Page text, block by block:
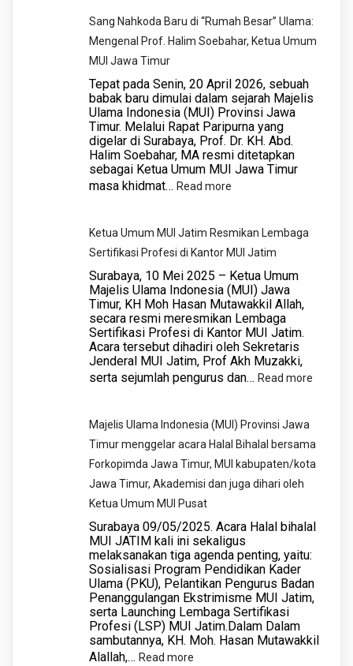
Strategis
Kiai
Mutawakkil
Fokus
Mengabdi
di
Pesantren
Prof.
Halim
Soebahar
Nahkodai
MUI
Jatim
​Sang Nahkoda Baru di “Rumah Besar” Ulama:
Mengenal Prof. Halim Soebahar, Ketua Umum
MUI Jawa Timur
​Tepat pada Senin, 20 April 2026, sebuah
babak baru dimulai dalam sejarah Majelis
Ulama Indonesia (MUI) Provinsi Jawa
Timur. Melalui Rapat Paripurna yang
digelar di Surabaya, Prof. Dr. KH. Abd.
Halim Soebahar, MA resmi ditetapkan
sebagai Ketua Umum MUI Jawa Timur
masa khidmat… Read more
di
“Rumah
Besar”
Ulama:
Mengenal
Prof.
Soebahar,
Ketua
Umum
MUI
Timur
Ketua Umum MUI Jatim Resmikan Lembaga
Sertifikasi Profesi di Kantor MUI Jatim
Surabaya, 10 Mei 2025 – Ketua Umum
Majelis Ulama Indonesia (MUI) Jawa
Timur, KH Moh Hasan Mutawakkil Allah,
secara resmi meresmikan Lembaga
Sertifikasi Profesi di Kantor MUI Jatim.
Acara tersebut dihadiri oleh Sekretaris
Jenderal MUI Jatim, Prof Akh Muzakki,
serta sejumlah pengurus dan… Read more
Profesi
Majelis Ulama Indonesia (MUI) Provinsi Jawa
Timur menggelar acara Halal Bihalal bersama
Forkopimda Jawa Timur, MUI kabupaten/kota
Jawa Timur, Akademisi dan juga dihari oleh
Ketua Umum MUI Pusat
Surabaya 09/05/2025. Acara Halal bihalal
MUI JATIM kali ini sekaligus
melaksanakan tiga agenda penting, yaitu:
Sosialisasi Program Pendidikan Kader
Ulama (PKU), Pelantikan Pengurus Badan
Penanggulangan Ekstrimisme MUI Jatim,
serta Launching Lembaga Sertifikasi
Profesi (LSP) MUI Jatim.Dalam Dalam
sambutannya, KH. Moh. Hasan Mutawakkil
Alallah,… Read more